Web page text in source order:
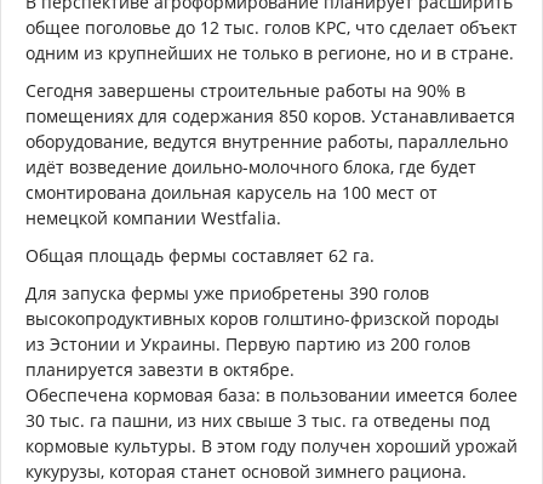
общее поголовье до 12 тыс. голов КРС, что сделает объект
одним из крупнейших не только в регионе, но и в стране.
Сегодня завершены строительные работы на 90% в
помещениях для содержания 850 коров. Устанавливается
оборудование, ведутся внутренние работы, параллельно
идёт возведение доильно-молочного блока, где будет
смонтирована доильная карусель на 100 мест от
немецкой компании Westfalia.
Общая площадь фермы составляет 62 га.
Для запуска фермы уже приобретены 390 голов
высокопродуктивных коров голштино-фризской породы
из Эстонии и Украины. Первую партию из 200 голов
планируется завезти в октябре.
Обеспечена кормовая база: в пользовании имеется более
30 тыс. га пашни, из них свыше 3 тыс. га отведены под
кормовые культуры. В этом году получен хороший урожай
кукурузы, которая станет основой зимнего рациона.